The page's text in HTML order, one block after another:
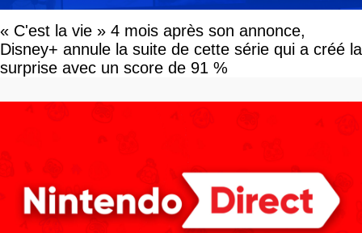
« C'est la vie » 4 mois après son annonce,
Disney+ annule la suite de cette série qui a créé la
surprise avec un score de 91 %